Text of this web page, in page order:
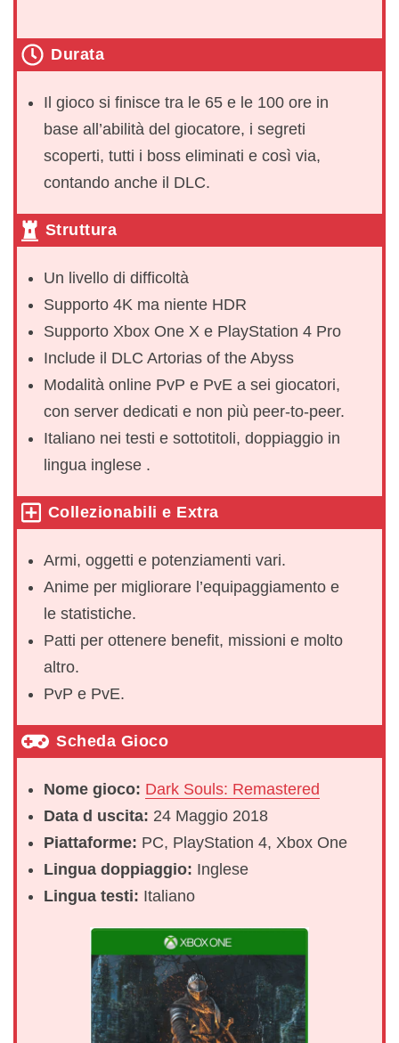
Durata
Il gioco si finisce tra le 65 e le 100 ore in
base all’abilità del giocatore, i segreti
scoperti, tutti i boss eliminati e così via,
contando anche il DLC.
Struttura
Un livello di difficoltà
Supporto 4K ma niente HDR
Supporto Xbox One X e PlayStation 4 Pro
Include il DLC Artorias of the Abyss
Modalità online PvP e PvE a sei giocatori,
con server dedicati e non più peer-to-peer.
Italiano nei testi e sottotitoli, doppiaggio in
lingua inglese .
Collezionabili e Extra
Armi, oggetti e potenziamenti vari.
Anime per migliorare l’equipaggiamento e
le statistiche.
Patti per ottenere benefit, missioni e molto
altro.
PvP e PvE.
Scheda Gioco
Nome gioco: Dark Souls: Remastered
Data d uscita: 24 Maggio 2018
Piattaforme: PC, PlayStation 4, Xbox One
Lingua doppiaggio: Inglese
Lingua testi: Italiano